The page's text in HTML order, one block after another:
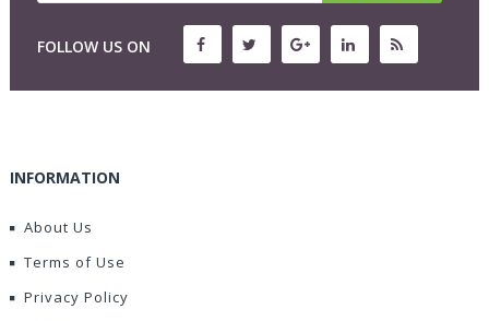
FOLLOW US ON
INFORMATION
About Us
Terms of Use
Privacy Policy